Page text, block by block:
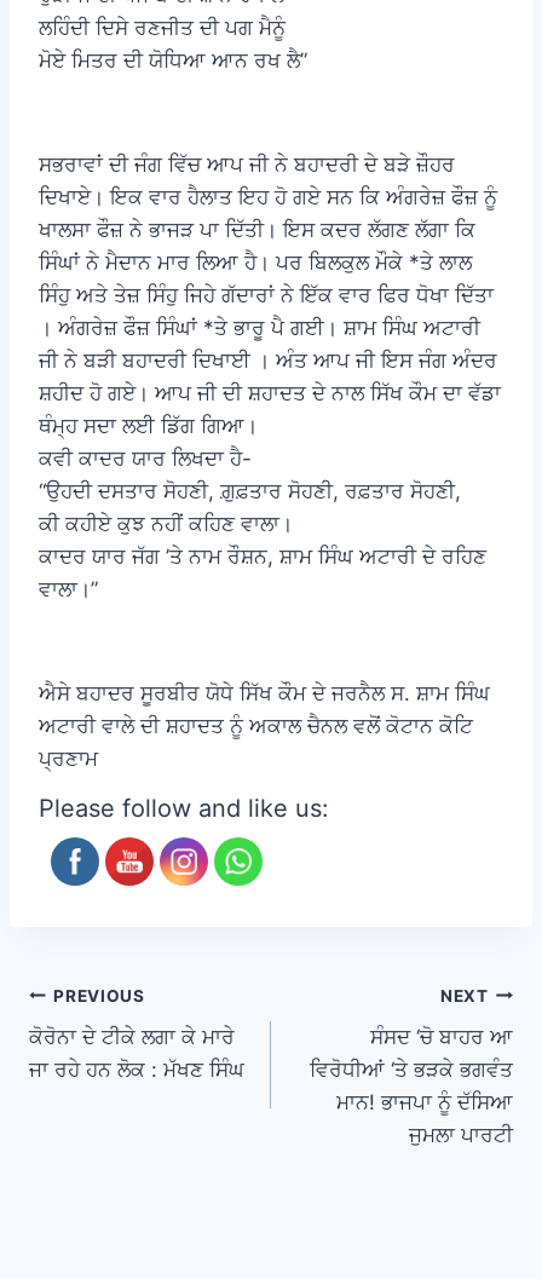
ਲਹਿੰਦੀ ਦਿਸੇ ਰਣਜੀਤ ਦੀ ਪਗ ਮੈਨੂੰ
ਮੋਏ ਮਿਤਰ ਦੀ ਯੋਧਿਆ ਆਨ ਰਖ ਲੈ”
ਸਭਰਾਵਾਂ ਦੀ ਜੰਗ ਵਿੱਚ ਆਪ ਜੀ ਨੇ ਬਹਾਦਰੀ ਦੇ ਬੜੇ ਜ਼ੌਹਰ
ਦਿਖਾਏ। ਇਕ ਵਾਰ ਹੈਲਾਤ ਇਹ ਹੋ ਗਏ ਸਨ ਕਿ ਅੰਗਰੇਜ਼ ਫੌਜ਼ ਨੂੰ
ਖਾਲਸਾ ਫੌਜ਼ ਨੇ ਭਾਜੜ ਪਾ ਦਿੱਤੀ। ਇਸ ਕਦਰ ਲੱਗਣ ਲੱਗਾ ਕਿ
ਸਿੰਘਾਂ ਨੇ ਮੈਦਾਨ ਮਾਰ ਲਿਆ ਹੈ। ਪਰ ਬਿਲਕੁਲ ਮੌਕੇ *ਤੇ ਲਾਲ
ਸਿੰਹੁ ਅਤੇ ਤੇਜ਼ ਸਿੰਹੁ ਜਿਹੇ ਗੱਦਾਰਾਂ ਨੇ ਇੱਕ ਵਾਰ ਫਿਰ ਧੋਖਾ ਦਿੱਤਾ
। ਅੰਗਰੇਜ਼ ਫੌਜ਼ ਸਿੰਘਾਂ *ਤੇ ਭਾਰੂ ਪੈ ਗਈ। ਸ਼ਾਮ ਸਿੰਘ ਅਟਾਰੀ
ਜੀ ਨੇ ਬੜੀ ਬਹਾਦਰੀ ਦਿਖਾਈ । ਅੰਤ ਆਪ ਜੀ ਇਸ ਜੰਗ ਅੰਦਰ
ਸ਼ਹੀਦ ਹੋ ਗਏ। ਆਪ ਜੀ ਦੀ ਸ਼ਹਾਦਤ ਦੇ ਨਾਲ ਸਿੱਖ ਕੌਮ ਦਾ ਵੱਡਾ
ਥੰਮ੍ਹ ਸਦਾ ਲਈ ਡਿੱਗ ਗਿਆ।
ਕਵੀ ਕਾਦਰ ਯਾਰ ਲਿਖਦਾ ਹੈ-
“ਉਹਦੀ ਦਸਤਾਰ ਸੋਹਣੀ, ਗ਼ੁਫ਼ਤਾਰ ਸੋਹਣੀ, ਰਫ਼ਤਾਰ ਸੋਹਣੀ,
ਕੀ ਕਹੀਏ ਕੁਝ ਨਹੀਂ ਕਹਿਣ ਵਾਲਾ।
ਕਾਦਰ ਯਾਰ ਜੱਗ ’ਤੇ ਨਾਮ ਰੌਸ਼ਨ, ਸ਼ਾਮ ਸਿੰਘ ਅਟਾਰੀ ਦੇ ਰਹਿਣ
ਵਾਲਾ।”
ਐਸੇ ਬਹਾਦਰ ਸੂਰਬੀਰ ਯੋਧੇ ਸਿੱਖ ਕੌਮ ਦੇ ਜਰਨੈਲ ਸ. ਸ਼ਾਮ ਸਿੰਘ
ਅਟਾਰੀ ਵਾਲੇ ਦੀ ਸ਼ਹਾਦਤ ਨੂੰ ਅਕਾਲ ਚੈਨਲ ਵਲੋਂ ਕੋਟਾਨ ਕੋਟਿ
ਪ੍ਰਣਾਮ
Please follow and like us:
PREVIOUS
ਕੋਰੋਨਾ ਦੇ ਟੀਕੇ ਲਗਾ ਕੇ ਮਾਰੇ
ਜਾ ਰਹੇ ਹਨ ਲੋਕ : ਮੱਖਣ ਸਿੰਘ
NEXT
ਸੰਸਦ ‘ਚੋ ਬਾਹਰ ਆ
ਵਿਰੋਧੀਆਂ ‘ਤੇ ਭੜਕੇ ਭਗਵੰਤ
ਮਾਨ! ਭਾਜਪਾ ਨੂੰ ਦੱਸਿਆ
ਜੁਮਲਾ ਪਾਰਟੀ